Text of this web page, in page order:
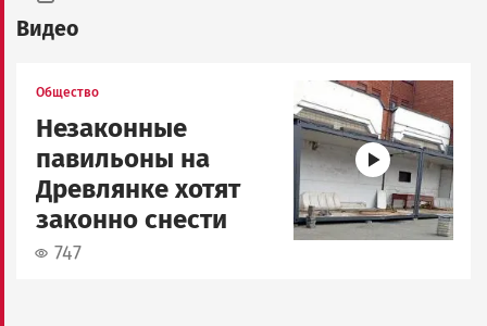
Видео
Общество
Незаконные
павильоны на
Древлянке хотят
законно снести
747
Image